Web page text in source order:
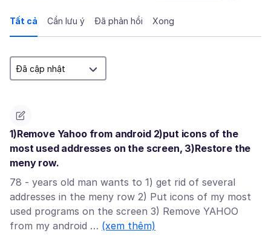
Tất cả Cần lưu ý Đã phản hồi Xong
1)Remove Yahoo from android 2)put icons of the
most used addresses on the screen, 3)Restore the
meny row.
78 - years old man wants to 1) get rid of several
addresses in the meny row 2) Put icons of my most
used programs on the screen 3) Remove YAHOO
from my android … (xem thêm)